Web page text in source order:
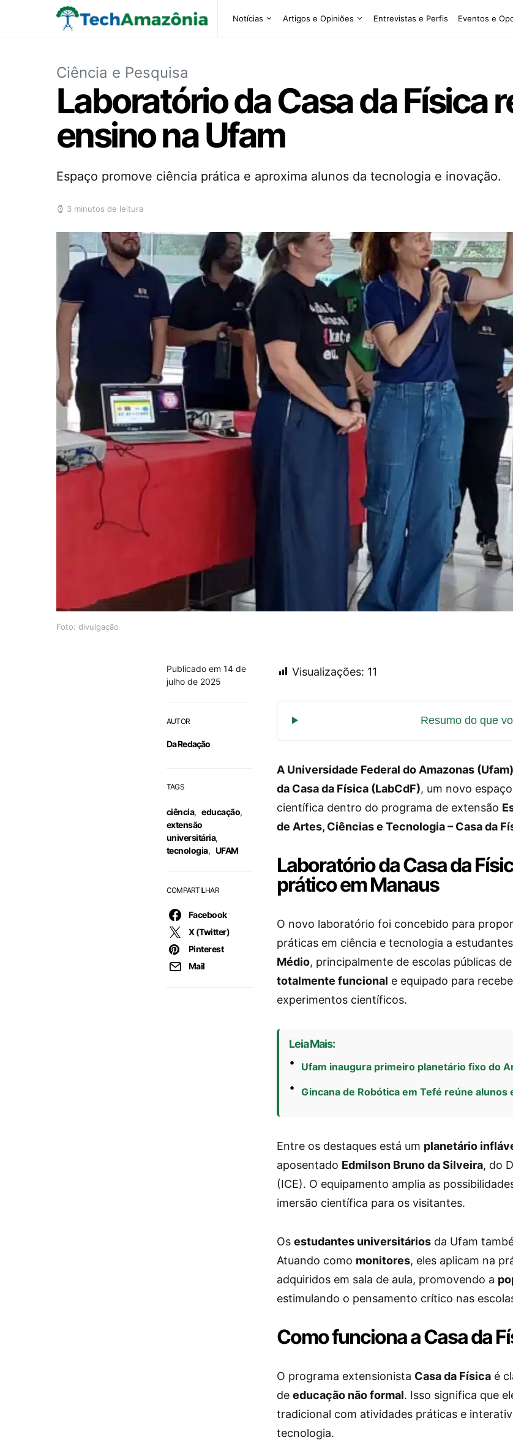
Notícias Artigos e Opiniões Entrevistas e Perfis Eventos e
Ciência e Pesquisa
Laboratório da Casa da Física
ensino na Ufam
Espaço promove ciência prática e aproxima alunos da tecnologia e inovação.
3 minutos de leitura
Foto: divulgação
Publicado em 14 de
julho de 2025
AUTOR
Da Redação
TAGS
ciência, educação,
extensão
universitária,
tecnologia, UFAM
COMPARTILHAR
Facebook
X (Twitter)
Pinterest
Mail
Visualizações: 11
A Universidade Federal do Amazonas (Ufam)
da Casa da Física (LabCdF), um novo
científica dentro do programa de extensão
de Artes, Ciências e Tecnologia – Casa da
Laboratório da Casa da
prático em Manaus
O novo laboratório foi concebido para
práticas em ciência e tecnologia a
Médio, principalmente de escolas públicas
totalmente funcional e equipado para
experimentos científicos.
Leia Mais:
Ufam inaugura primeiro planetário fixo do
Gincana de Robótica em Tefé reúne alunos
Entre os destaques está um planetário
aposentado Edmilson Bruno da Silveira, do
(ICE). O equipamento amplia as
imersão científica para os visitantes.
Os estudantes universitários da Ufam
Atuando como monitores, eles aplicam na
adquiridos em sala de aula, promovendo a
estimulando o pensamento crítico nas
Como funciona a Casa da
O programa extensionista Casa da Física é
de educação não formal. Isso significa que
tradicional com atividades práticas e
tecnologia.